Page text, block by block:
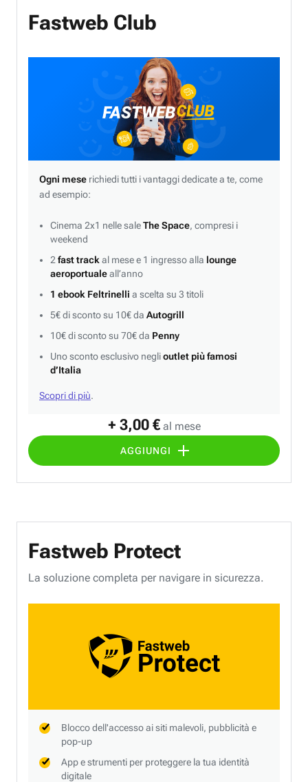
Fastweb Club
+ 3,00 € al mese
AGGIUNGI
Ogni mese richiedi tutti i vantaggi dedicate a te, come
ad esempio:
Cinema 2x1 nelle saleThe Space, compresi i
weekend
2 fast track al mese e 1 ingresso alla lounge
aeroportualeall’anno
1 ebook Feltrinelli a scelta su 3 titoli
5€ di sconto su 10€ da Autogrill
10€ di sconto su 70€ da Penny
Uno sconto esclusivo neglioutlet più famosi
d’Italia
Scopri di più.
Fastweb Protect
La soluzione completa per navigare in sicurezza.
Blocco dell'accesso ai siti malevoli, pubblicità e
pop-up
App e strumenti per proteggere la tua identità
digitale